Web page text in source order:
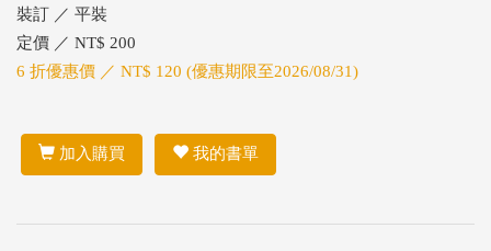
裝訂 ／ 平裝
定價 ／ NT$ 200
6 折優惠價 ／ NT$ 120 (優惠期限至2026/08/31)
加入購買 我的書單